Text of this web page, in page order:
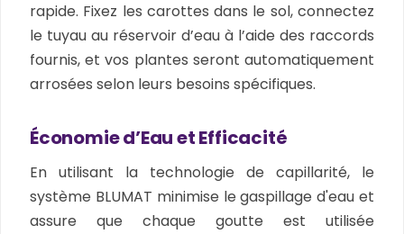
rapide. Fixez les carottes dans le sol, connectez
le tuyau au réservoir d’eau à l’aide des raccords
fournis, et vos plantes seront automatiquement
arrosées selon leurs besoins spécifiques.
Économie d’Eau et Efficacité
En utilisant la technologie de capillarité, le
système BLUMAT minimise le gaspillage d'eau et
assure que chaque goutte est utilisée